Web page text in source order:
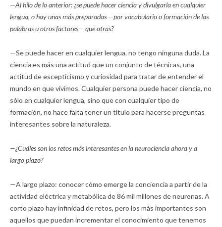
—Al hilo de lo anterior: ¿se puede hacer ciencia y divulgarla en cualquier
lengua, o hay unas más preparadas —por vocabulario o formación de las
palabras u otros factores— que otras?
—Se puede hacer en cualquier lengua, no tengo ninguna duda. La
ciencia es más una actitud que un conjunto de técnicas, una
actitud de escepticismo y curiosidad para tratar de entender el
mundo en que vivimos. Cualquier persona puede hacer ciencia, no
sólo en cualquier lengua, sino que con cualquier tipo de
formación, no hace falta tener un título para hacerse preguntas
interesantes sobre la naturaleza.
—¿Cuáles son los retos más interesantes en la neurociencia ahora y a
largo plazo?
—A largo plazo: conocer cómo emerge la conciencia a partir de la
actividad eléctrica y metabólica de 86 mil millones de neuronas. A
corto plazo hay infinidad de retos, pero los más importantes son
aquellos que puedan incrementar el conocimiento que tenemos